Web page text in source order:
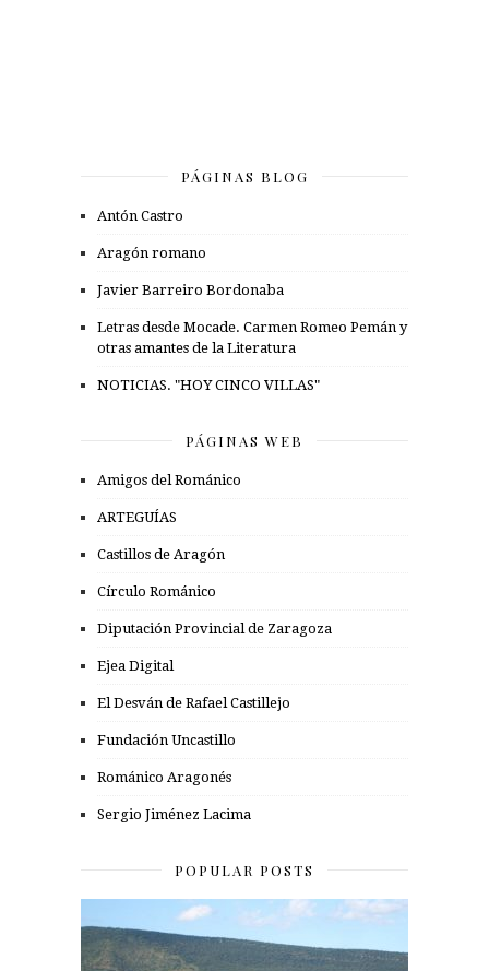
PÁGINAS BLOG
Antón Castro
Aragón romano
Javier Barreiro Bordonaba
Letras desde Mocade. Carmen Romeo Pemán y
otras amantes de la Literatura
NOTICIAS. "HOY CINCO VILLAS"
PÁGINAS WEB
Amigos del Románico
ARTEGUÍAS
Castillos de Aragón
Círculo Románico
Diputación Provincial de Zaragoza
Ejea Digital
El Desván de Rafael Castillejo
Fundación Uncastillo
Románico Aragonés
Sergio Jiménez Lacima
POPULAR POSTS